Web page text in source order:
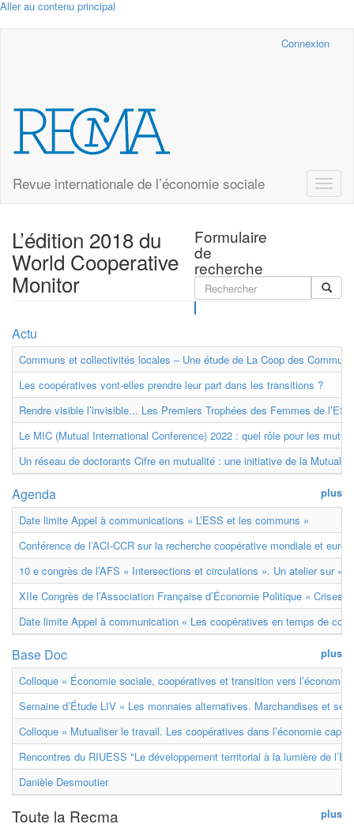
Aller au contenu principal
Connexion
Revue internationale de l’économie sociale
Toggle
Formulaire
de
recherche
L’édition 2018 du
World Cooperative
Monitor
Actu
Communs et collectivités locales – Une étude de La Coop des
Les coopératives vont-elles prendre leur part dans les transitions ?
Rendre visible l’invisible... Les Premiers Trophées des Femmes de
Le MIC (Mutual International Conference) 2022 : quel rôle pour les
Un réseau de doctorants Cifre en mutualité : une initiative de la
plus
Agenda
Date limite Appel à communications « L’ESS et les communs »
Conférence de l’ACI-CCR sur la recherche coopérative mondiale et
10 e congrès de l’AFS « Intersections et circulations ». Un atelier sur «
XIIe Congrès de l’Association Française d’Économie Politique « Crises
Date limite Appel à communication « Les coopératives en temps de
plus
Base Doc
Colloque « Économie sociale, coopératives et transition vers
Semaine d’Étude LIV « Les monnaies alternatives. Marchandises et
Colloque « Mutualiser le travail. Les coopératives dans l’économie
Rencontres du RIUESS "Le développement territorial à la lumière de
Danièle Desmoutier
plus
Toute la Recma